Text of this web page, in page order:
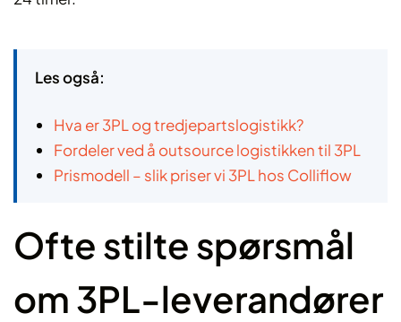
Les også:
Hva er 3PL og tredjepartslogistikk?
Fordeler ved å outsource logistikken til 3PL
Prismodell – slik priser vi 3PL hos Colliflow
Ofte stilte spørsmål
om 3PL-leverandører